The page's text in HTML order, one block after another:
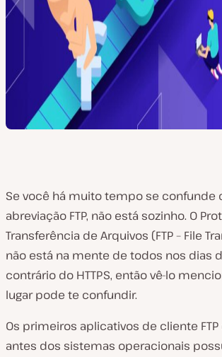
Se você há muito tempo se confunde
abreviação FTP, não está sozinho. O
Transferência de Arquivos (FTP – File
não está na mente de todos nos dias
contrário do HTTPS, então vê-lo
lugar pode te confundir.
Os primeiros aplicativos de cliente
antes dos sistemas operacionais